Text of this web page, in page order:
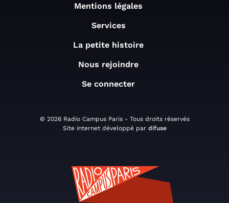
Mentions légales
Services
La petite histoire
Nous rejoindre
Se connecter
© 2026 Radio Campus Paris - Tous droits réservés
Site internet développé par difuse